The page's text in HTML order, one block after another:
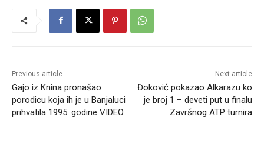
Previous article
Gajo iz Knina pronašao
porodicu koja ih je u Banjaluci
prihvatila 1995. godine VIDEO
Next article
Đoković pokazao Alkarazu ko
je broj 1 – deveti put u finalu
Završnog ATP turnira